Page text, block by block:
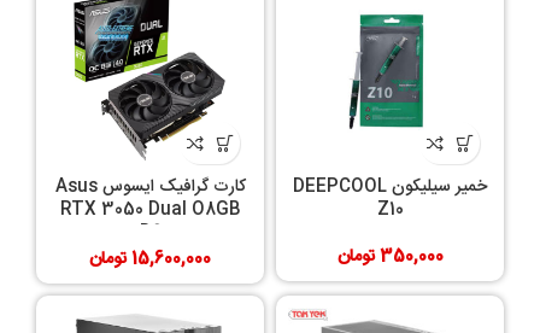
خمیر سیلیکون DEEPCOOL
Z10
350,000تومان
کارت گرافیک ایسوس Asus
RTX 3050 Dual O8GB
D6
15,600,000تومان